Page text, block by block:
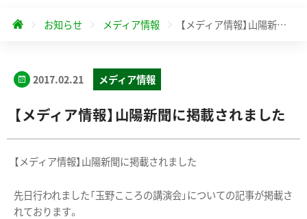
お知らせ メディア情報 【メディア情報】山陽新聞に掲載されました
2017.02.21 メディア情報
【メディア情報】山陽新聞に掲載されました
【メディア情報】山陽新聞に掲載されました
先日行われました「玉野こころの講演会」についての記事が掲載さ
れております。